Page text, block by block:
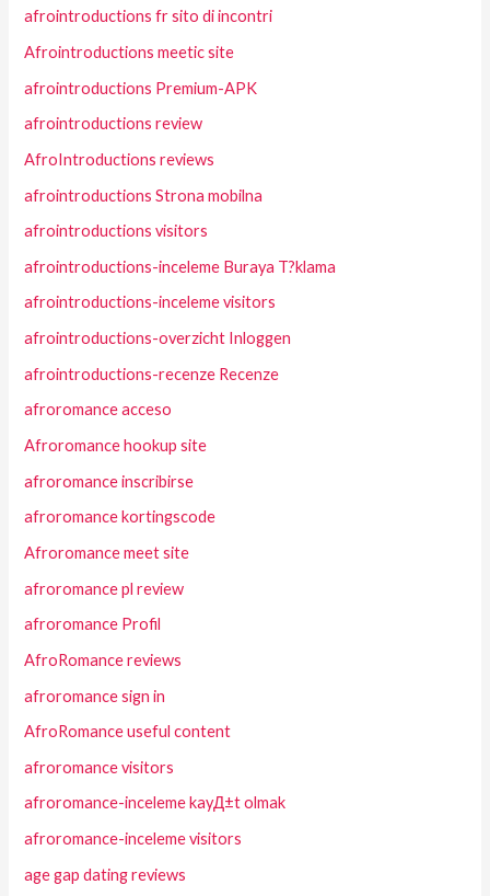
afrointroductions fr sito di incontri
Afrointroductions meetic site
afrointroductions Premium-APK
afrointroductions review
AfroIntroductions reviews
afrointroductions Strona mobilna
afrointroductions visitors
afrointroductions-inceleme Buraya T?klama
afrointroductions-inceleme visitors
afrointroductions-overzicht Inloggen
afrointroductions-recenze Recenze
afroromance acceso
Afroromance hookup site
afroromance inscribirse
afroromance kortingscode
Afroromance meet site
afroromance pl review
afroromance Profil
AfroRomance reviews
afroromance sign in
AfroRomance useful content
afroromance visitors
afroromance-inceleme kayД±t olmak
afroromance-inceleme visitors
age gap dating reviews